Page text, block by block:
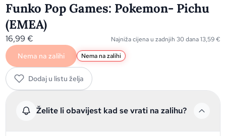
Funko Pop Games: Pokemon- Pichu
(EMEA)
16,99€ Najniža cijena u zadnjih 30 dana13,59€
Nema na zalihi Nema na zalihi
Dodaj u listu želja
Želite li obavijest kad se vrati na zalihu?